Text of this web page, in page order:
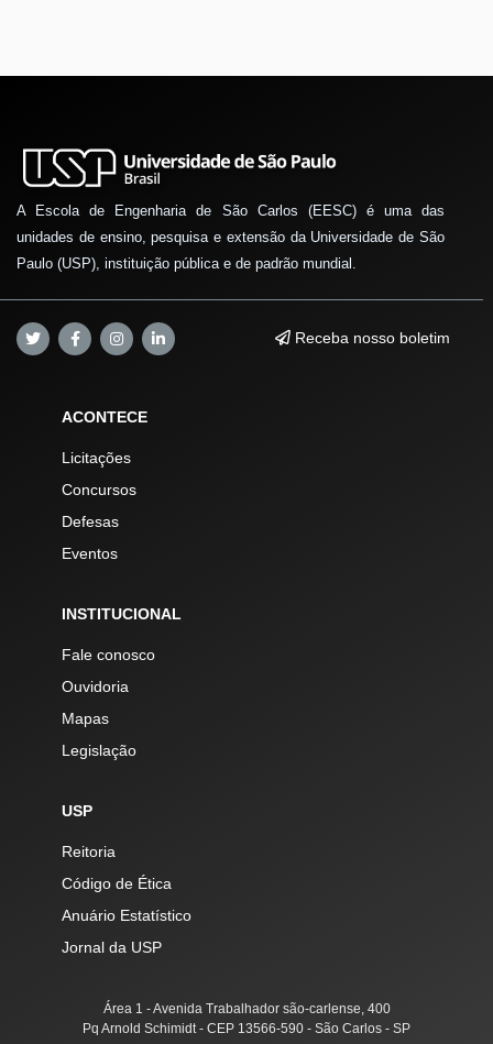
A Escola de Engenharia de São Carlos (EESC) é uma das
unidades de ensino, pesquisa e extensão da Universidade de São
Paulo (USP), instituição pública e de padrão mundial.
Receba nosso boletim
ACONTECE
Licitações
Concursos
Defesas
Eventos
INSTITUCIONAL
Fale conosco
Ouvidoria
Mapas
Legislação
USP
Reitoria
Código de Ética
Anuário Estatístico
Jornal da USP
Área 1 - Avenida Trabalhador são-carlense, 400
Pq Arnold Schimidt - CEP 13566-590 - São Carlos - SP